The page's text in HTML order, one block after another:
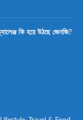
কি হয়ে উঠছে জেনজি?